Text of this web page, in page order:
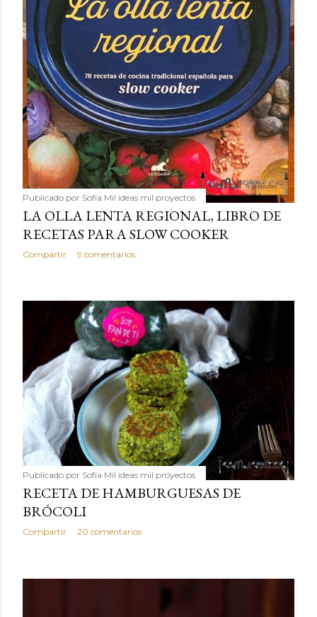
Publicado por Sofía Mil ideas mil proyectos
LA OLLA LENTA REGIONAL, LIBRO DE
RECETAS PARA SLOW COOKER
Compartir 9 comentarios
Publicado por Sofía Mil ideas mil proyectos
RECETA DE HAMBURGUESAS DE
BRÓCOLI
Compartir 20 comentarios